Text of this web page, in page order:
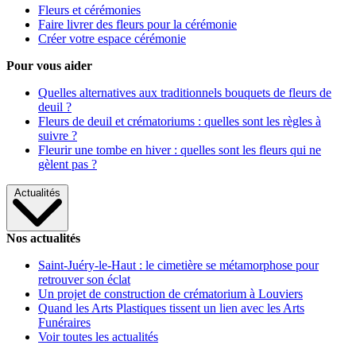
Fleurs et cérémonies
Faire livrer des fleurs pour la cérémonie
Créer votre espace cérémonie
Pour vous aider
Quelles alternatives aux traditionnels bouquets de fleurs de
deuil ?
Fleurs de deuil et crématoriums : quelles sont les règles à
suivre ?
Fleurir une tombe en hiver : quelles sont les fleurs qui ne
gèlent pas ?
Actualités
Nos actualités
Saint-Juéry-le-Haut : le cimetière se métamorphose pour
retrouver son éclat
Un projet de construction de crématorium à Louviers
Quand les Arts Plastiques tissent un lien avec les Arts
Funéraires
Voir toutes les actualités